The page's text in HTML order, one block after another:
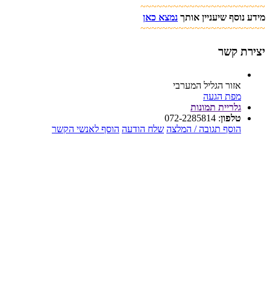
~~~~~~~~~~~~~~~~~~~~~~~
מידע נוסף שיעניין אותך נמצא כאן
~~~~~~~~~~~~~~~~~~~~~~~
יצירת קשר
אזור הגליל המערבי
מפת הגעה
גלריית תמונות
טלפון:
072-2285814
הוסף תגובה / המלצה שלח הודעה הוסף לאנשי הקשר